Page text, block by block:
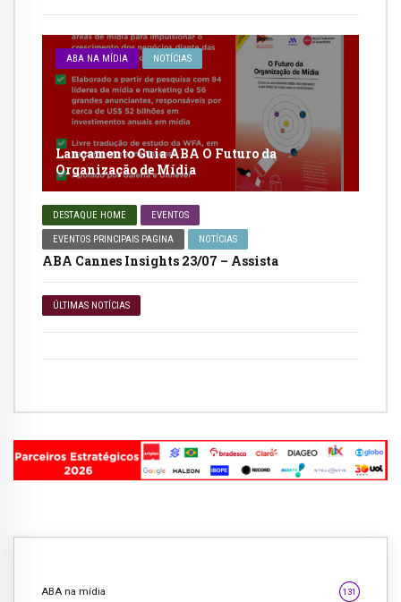
ABA NA MÍDIA NOTÍCIAS
Lançamento Guia ABA O Futuro da
Organização de Mídia
DESTAQUE HOME EVENTOS
EVENTOS PRINCIPAIS PAGINA NOTÍCIAS
ABA Cannes Insights 23/07 – Assista
ÚLTIMAS NOTÍCIAS
ABA na mídia 131